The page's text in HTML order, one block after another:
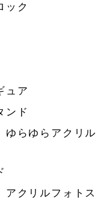
ック
ュア
ンド
ゆらゆらアクリル
アクリルフォトス